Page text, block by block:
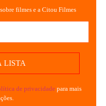
filmes e a Citou Filmes
de privacidade para mais